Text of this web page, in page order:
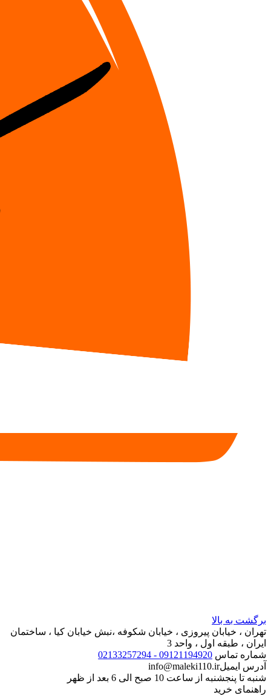
برگشت به بالا
تهران ، خیابان پیروزی ، خیابان شکوفه ،نبش خیابان کیا ، ساختمان
ایران ، طبقه اول ، واحد 3
شماره تماس 09121194920 - 02133257294
آدرس ایمیلinfo@maleki110.ir
شنبه تا پنجشنبه از ساعت 10 صبح الی 6 بعد از ظهر
راهنمای خرید